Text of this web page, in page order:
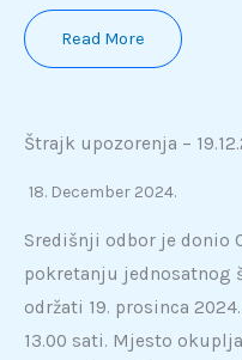
Read More
Štrajk upozorenja –
18. December 2024.
Središnji odbor je donio
pokretanju jednosatnog
održati 19. prosinca
13.00 sati. Mjesto